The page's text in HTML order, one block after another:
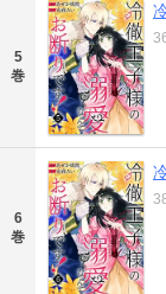
5
巻
6
巻